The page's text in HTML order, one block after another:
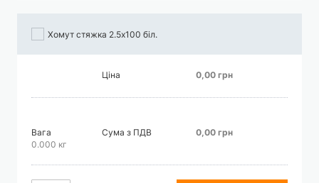
Хомут стяжка 2.5х100 біл.
Ціна 0,00 грн
Вага
0.000 кг
Сума з ПДВ 0,00 грн